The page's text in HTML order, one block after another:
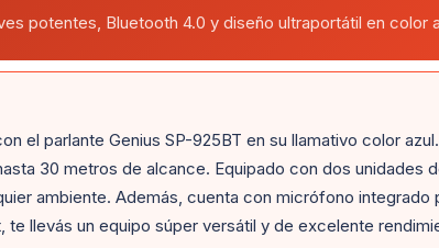
potentes, Bluetooth 4.0 y diseño ultraportátil en color
el parlante Genius SP-925BT en su llamativo color
30 metros de alcance. Equipado con dos
ambiente. Además, cuenta con micrófono
te llevás un equipo súper versátil y de excelente